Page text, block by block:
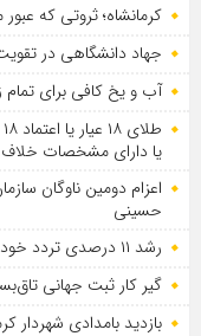
کرمانشاه؛ ثروتی که
جهاد دانشگاهی در
آب و یخ کافی برای
یا دارای مشخصات خلاف
اعزام دومین ناوگان
حسینی
رشد ۱۱ درصدی تردد خودروها در جاده‌های مسیر زوار اربعین در کرمانشاه
گیر کار ثبت جهانی
بازدید بامدادی شهردار